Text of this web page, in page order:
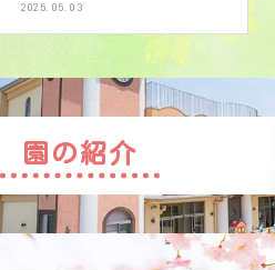
2025.05.03
園の紹介